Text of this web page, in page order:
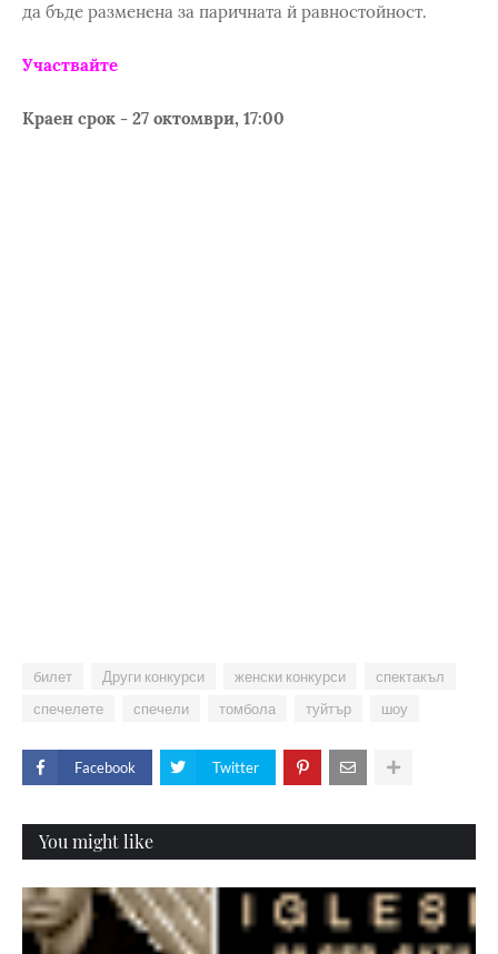
да бъде разменена за паричната й равностойност.
Участвайте
Краен срок - 27 октомври, 17:00
билет Други конкурси женски конкурси
спектакъл
спечелете
спечели томбола туйтър шоу
Facebook Twitter
You might like